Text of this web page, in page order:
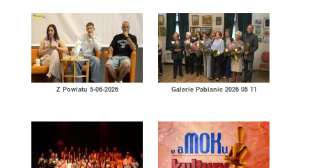
Z Powiatu 5-06-2026 Galerie Pabianic 2026 05 11